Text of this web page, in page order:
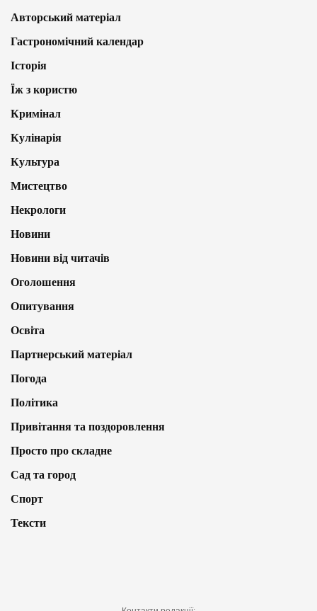
Авторський матеріал
Гастрономічний календар
Історія
Їж з користю
Кримінал
Кулінарія
Культура
Мистецтво
Некрологи
Новини
Новини від читачів
Оголошення
Опитування
Освіта
Партнерський матеріал
Погода
Політика
Привітання та поздоровлення
Просто про складне
Сад та город
Спорт
Тексти